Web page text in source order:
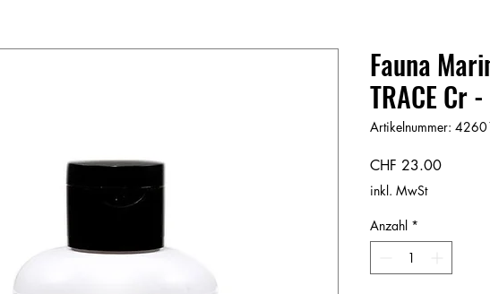
Fauna
TRACE Cr
Artikelnummer:
CHF 23.00Preis
inkl. MwSt
Anzahl *